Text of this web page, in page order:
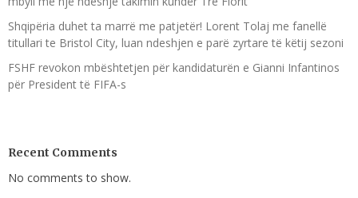
Shqipëria duhet ta marrë me patjetër! Lorent Tolaj me fanellë
titullari te Bristol City, luan ndeshjen e parë zyrtare të këtij sezoni
FSHF revokon mbështetjen për kandidaturën e Gianni Infantinos
për President të FIFA-s
Recent Comments
No comments to show.